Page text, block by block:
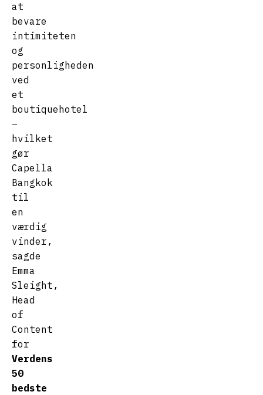
at
bevare
intimiteten
og
personligheden
ved
et
boutiquehotel
–
hvilket
gør
Capella
Bangkok
til
en
værdig
vinder,
sagde
Emma
Sleight,
Head
of
Content
for
Verdens
50
bedste